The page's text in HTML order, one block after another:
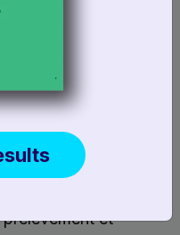
en charge :
des commandes
et